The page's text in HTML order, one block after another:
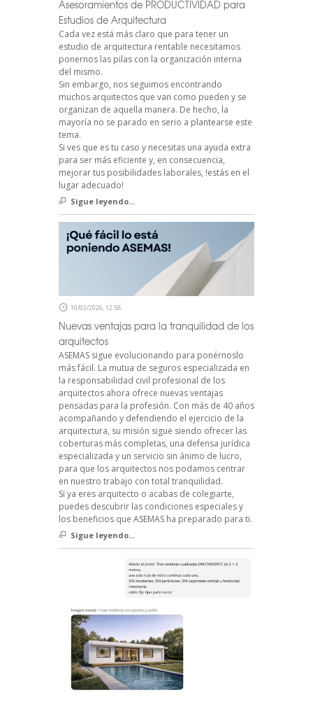
Asesoramientos de PRODUCTIVIDAD para
Estudios de Arquitectura
Cada vez está más claro que para tener un
estudio de arquitectura rentable necesitamos
ponernos las pilas con la organización interna
del mismo.
Sin embargo, nos seguimos encontrando
muchos arquitectos que van como pueden y se
organizan de aquella manera. De hecho, la
mayoría no se parado en serio a plantearse este
tema.
Si ves que es tu caso y necesitas una ayuda extra
para ser más eficiente y, en consecuencia,
mejorar tus posibilidades laborales, !estás en el
lugar adecuado!
Sigue leyendo...
10/02/2026, 12:58
Nuevas ventajas para la tranquilidad de los
arquitectos
ASEMAS sigue evolucionando para ponérnoslo
más fácil. La mutua de seguros especializada en
la responsabilidad civil profesional de los
arquitectos ahora ofrece nuevas ventajas
pensadas para la profesión. Con más de 40 años
acompañando y defendiendo el ejercicio de la
arquitectura, su misión sigue siendo ofrecer las
coberturas más completas, una defensa jurídica
especializada y un servicio sin ánimo de lucro,
para que los arquitectos nos podamos centrar
en nuestro trabajo con total tranquilidad.
Si ya eres arquitecto o acabas de colegiarte,
puedes descubrir las condiciones especiales y
los beneficios que ASEMAS ha preparado para ti.
Sigue leyendo...